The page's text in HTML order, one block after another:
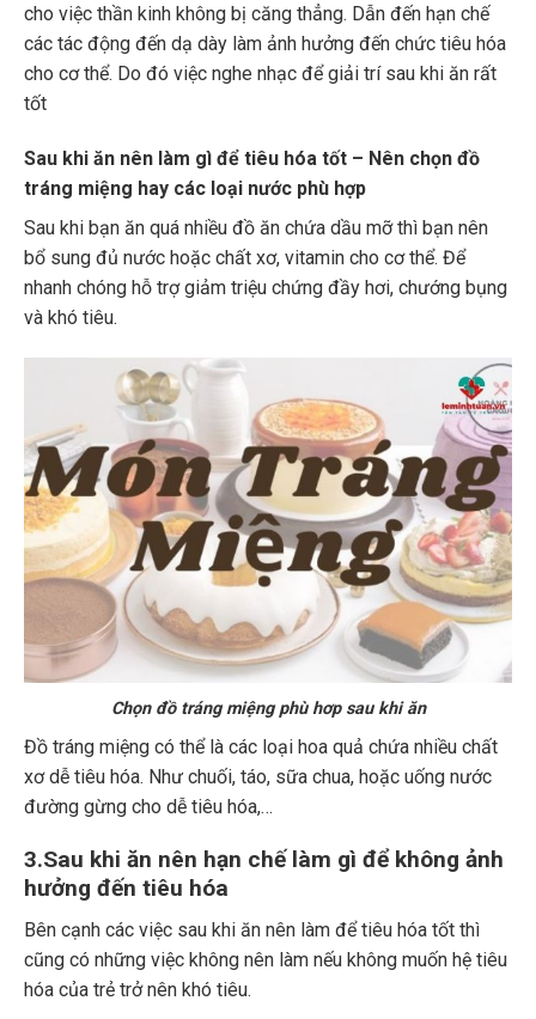
cho việc thần kinh không bị căng thẳng. Dẫn đến hạn chế
các tác động đến dạ dày làm ảnh hưởng đến chức tiêu hóa
cho cơ thể. Do đó việc nghe nhạc để giải trí sau khi ăn rất
tốt
Sau khi ăn nên làm gì để tiêu hóa tốt – Nên chọn đồ
tráng miệng hay các loại nước phù hợp
Sau khi bạn ăn quá nhiều đồ ăn chứa dầu mỡ thì bạn nên
bổ sung đủ nước hoặc chất xơ, vitamin cho cơ thể. Để
nhanh chóng hỗ trợ giảm triệu chứng đầy hơi, chướng bụng
và khó tiêu.
Chọn đồ tráng miệng phù hơp sau khi ăn
Đồ tráng miệng có thể là các loại hoa quả chứa nhiều chất
xơ dễ tiêu hóa. Như chuối, táo, sữa chua, hoặc uống nước
đường gừng cho dễ tiêu hóa,…
3.Sau khi ăn nên hạn chế làm gì để không ảnh
hưởng đến tiêu hóa
Bên cạnh các việc sau khi ăn nên làm để tiêu hóa tốt thì
cũng có những việc không nên làm nếu không muốn hệ tiêu
hóa của trẻ trở nên khó tiêu.